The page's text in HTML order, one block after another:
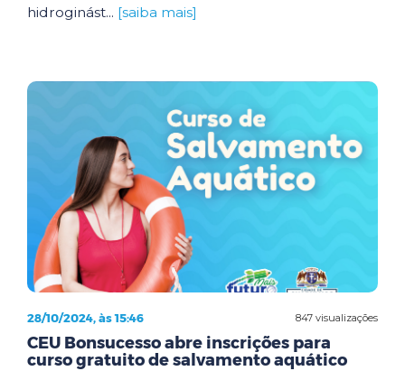
hidroginást... [saiba mais]
847 visualizações
28/10/2024, às 15:46
CEU Bonsucesso abre inscrições para
curso gratuito de salvamento aquático